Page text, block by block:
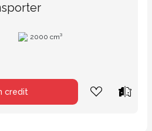
2000 cm³
credit